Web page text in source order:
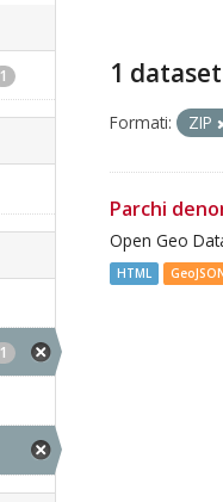
1
1
1
Formati: ZIP
Parchi
Open Geo
HTML